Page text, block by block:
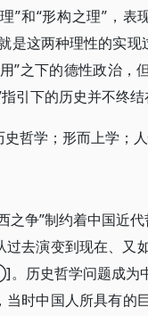
”和“形构之理”，
是这两种理性的实
”之下的德性政治，
引下的历史并不终
哲学；形而上学；
之争”制约着中国近
去演变到现在、又
历史哲学问题成为
当时中国人所具有